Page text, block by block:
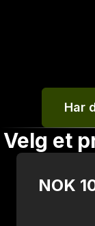
Har
Velg et
NOK